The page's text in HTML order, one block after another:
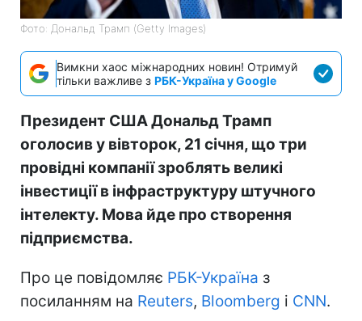
Фото: Дональд Трамп (Getty Images)
Вимкни хаос міжнародних новин! Отримуй
тільки важливе з РБК-Україна у Google
Президент США Дональд Трамп
оголосив у вівторок, 21 січня, що три
провідні компанії зроблять великі
інвестиції в інфраструктуру штучного
інтелекту. Мова йде про створення
підприємства.
Про це повідомляє РБК-Україна з
посиланням на Reuters, Bloomberg і CNN.